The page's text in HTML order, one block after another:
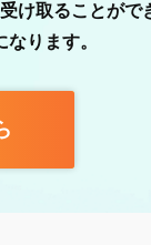
け取ることがで
ります。